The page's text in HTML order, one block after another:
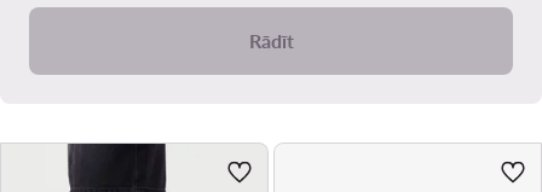
Rādīt